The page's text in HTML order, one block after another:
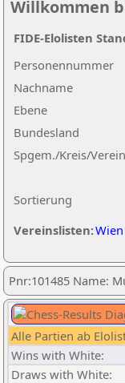
Willkommen
Nachname
Ebene
Sortierung
Personennummer
Bundesland
Spgem./Kreis/Verein
Vereinslisten:Wien
FIDE-Elolisten
Pnr:101485 Name:
Alle Partien ab
Wins with White:
Draws with White: